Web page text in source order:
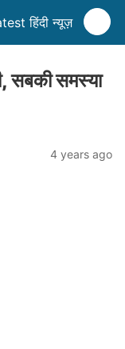
हिंदी न्यूज़
सबकी समस्या
4 years ago